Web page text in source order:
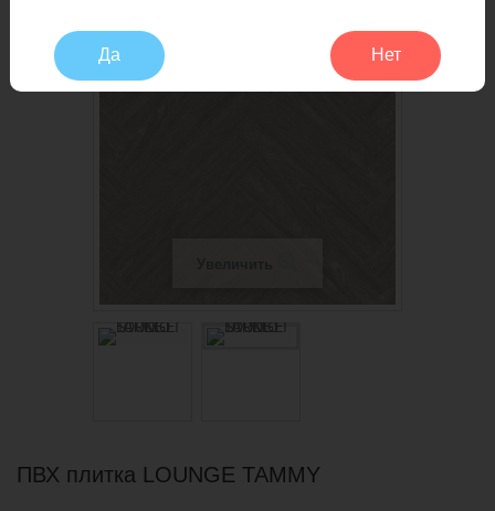
Да Нет
СКИДКА!
ПВХ плитка LOUNGE TAMMY